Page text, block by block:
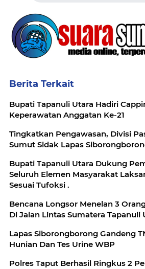
Berita Terkait
Bupati Tapanuli Utara Hadiri
Keperawatan Anggatan Ke-21
Tingkatkan Pengawasan, Divisi
Sumut Sidak Lapas
Bupati Tapanuli Utara Dukung
Seluruh Elemen Masyarakat
Sesuai Tufoksi .
Bencana Longsor Menelan 3
Di Jalan Lintas Sumatera
Lapas Siborongborong Gandeng
Hunian Dan Tes Urine WBP
Polres Taput Berhasil Ringkus 2